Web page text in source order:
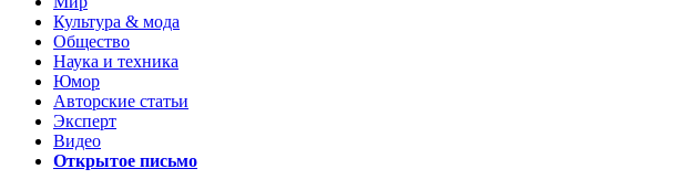
Культура & мода
Общество
Наука и техника
Юмор
Авторские статьи
Эксперт
Видео
Открытое письмо